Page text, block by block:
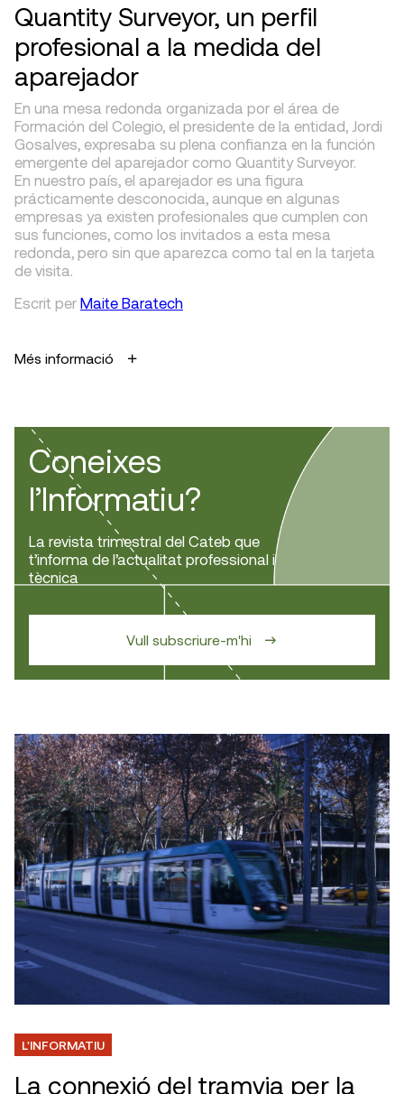
Quantity Surveyor, un perfil
profesional a la medida del
aparejador
En una mesa redonda organizada por el área de
Formación del Colegio, el presidente de la entidad, Jordi
Gosalves, expresaba su plena confianza en la función
emergente del aparejador como Quantity Surveyor.
En nuestro país, el aparejador es una figura
prácticamente desconocida, aunque en algunas
empresas ya existen profesionales que cumplen con
sus funciones, como los invitados a esta mesa
redonda, pero sin que aparezca como tal en la tarjeta
de visita.
Escrit per Maite Baratech
Més informació
Coneixes
l’Informatiu?
La revista trimestral del Cateb que
t’informa de l’actualitat professional i
tècnica
Vull subscriure-m'hi
L'INFORMATIU
La connexió del tramvia per la